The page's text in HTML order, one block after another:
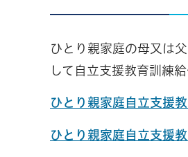
ひとり親家庭の母又は
して自立支援教育訓練
ひとり親家庭自立支援
ひとり親家庭自立支援